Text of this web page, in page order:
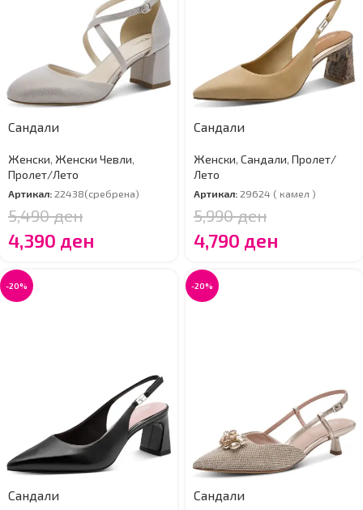
Сандали
Женски, Женски Чевли,
Пролет/Лето
Артикал:22438(сребрена)
5,490ден
4,390 ден
Сандали
Женски, Сандали, Пролет/
Лето
Артикал:29624 ( камел )
5,990ден
4,790 ден
-20%
Сандали
-20%
Сандали